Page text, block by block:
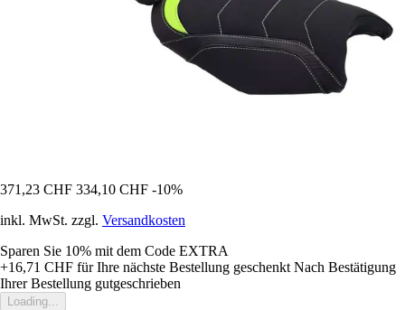
371,23 CHF 334,10 CHF -10%
inkl. MwSt. zzgl. Versandkosten
Sparen Sie 10% mit dem Code EXTRA
+16,71 CHF für Ihre nächste Bestellung geschenkt Nach Bestätigung
Ihrer Bestellung gutgeschrieben
Loading...